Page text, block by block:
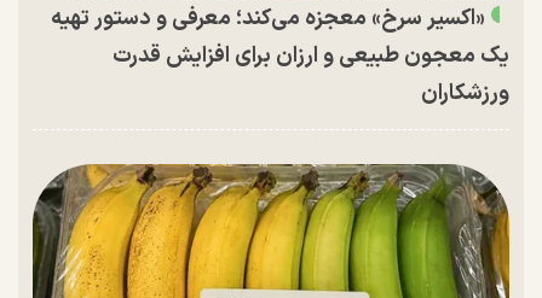
«اکسیر سرخ» معجزه می‌کند؛ معرفی و دستور تهیه
یک معجون طبیعی و ارزان برای افزایش قدرت
ورزشکاران